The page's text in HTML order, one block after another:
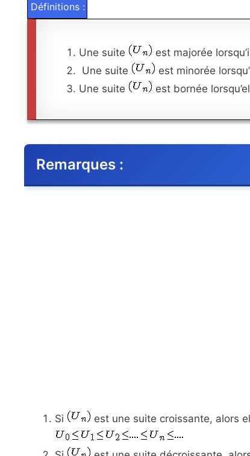
Définitions :
Une suite est majorée
Une suite
est minorée
Une suite
est bornée
Remarques :
Si est une suite croissante, alors